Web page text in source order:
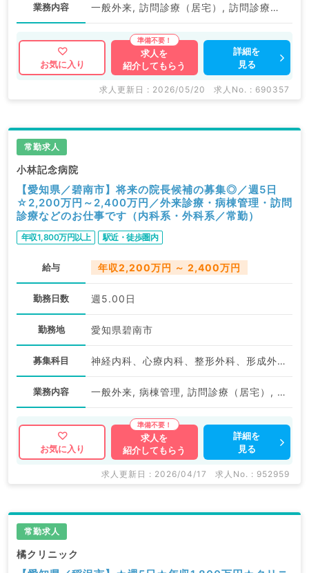
業務内容 一般外来, 訪問診療（居宅）, 訪問診療（施設）, その他, 一般外来, 一般外来, 訪問診療（居宅）, 訪問診療（施設）
お気に入り
求人を
紹介してもらう
詳細を
見る
求人更新日 : 2026/05/20 求人No. : 690357
常勤求人
小林記念病院
【愛知県／碧南市】将来の院長候補の募集◎／週5日
☆2,200万円～2,400万円／外来診療・病棟管理・訪問
診療などのお仕事です（内科系・外科系／常勤）
年収1,800万円以上 駅近・徒歩圏内
給与 年収2,200万円 ～ 2,400万円
勤務日数 週5.00日
勤務地 愛知県碧南市
募集科目 神経内科、心療内科、整形外科、形成外科、脳神経外科、呼吸器外科、心臓血管外科、泌尿器科、一般内科、循環器内科、呼吸器内科、消化器内科、内分泌・代謝内科、腎臓内科、老年内科、血液内科、外科系全般、一般外科、消化器外科、乳腺外科、膠原病科、大腸・肛門外科
業務内容 一般外来, 病棟管理, 訪問診療（居宅）, 訪問診療（施設）, その他
お気に入り
求人を
紹介してもらう
詳細を
見る
求人更新日 : 2026/04/17 求人No. : 952959
常勤求人
橘クリニック